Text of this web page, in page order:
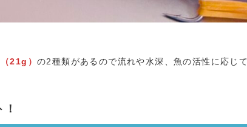
21g）の2種類があるので流れや水深、魚の活性に応じ